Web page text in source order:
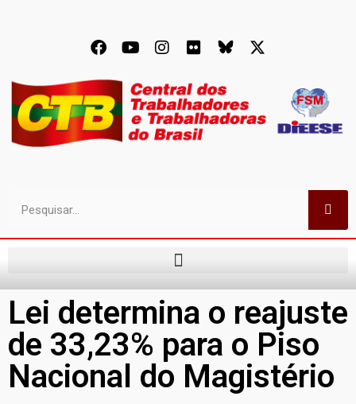
Lei determina o reajuste
de 33,23% para o Piso
Nacional do Magistério